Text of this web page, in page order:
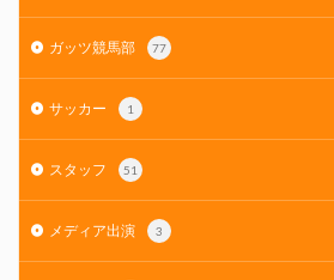
ガッツ競馬部 77
サッカー 1
スタッフ 51
メディア出演 3